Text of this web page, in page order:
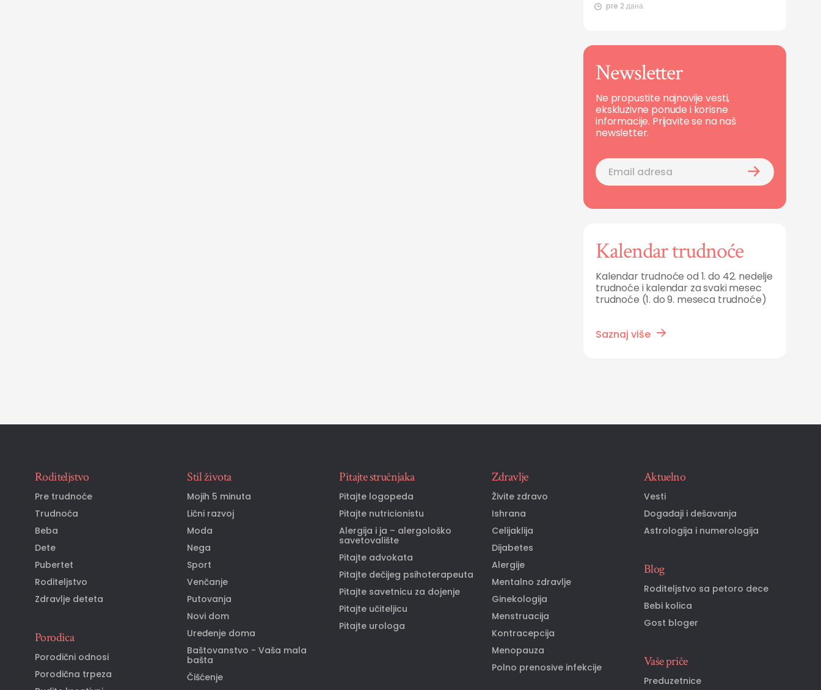
pre 2 дана
Newsletter
Ne propustite najnovije vesti,
ekskluzivne ponude i korisne
informacije. Prijavite se na naš
newsletter.
Kalendar trudnoće
Kalendar trudnoće od 1. do 42. nedelje
trudnoće i kalendar za svaki mesec
trudnoće (1. do 9. meseca trudnoće)
Saznaj više
Roditeljstvo
Pre trudnoće
Trudnoća
Beba
Dete
Pubertet
Roditeljstvo
Zdravlje deteta
Porodica
Porodični odnosi
Porodična trpeza
Stil života
Mojih 5 minuta
Lični razvoj
Moda
Nega
Sport
Venčanje
Putovanja
Novi dom
Uređenje doma
Baštovanstvo - Vaša mala
bašta
Čišćenje
Pitajte stručnjaka
Pitajte logopeda
Pitajte nutricionistu
Alergija i ja – alergološko
savetovalište
Pitajte advokata
Pitajte dečijeg psihoterapeuta
Pitajte savetnicu za dojenje
Pitajte učiteljicu
Pitajte urologa
Zdravlje
Živite zdravo
Ishrana
Celijaklija
Dijabetes
Alergije
Mentalno zdravlje
Ginekologija
Menstruacija
Kontracepcija
Menopauza
Polno prenosive infekcije
Aktuelno
Vesti
Događaji i dešavanja
Astrologija i numerologija
Blog
Roditeljstvo sa petoro dece
Bebi kolica
Gost bloger
Vaše priče
Preduzetnice